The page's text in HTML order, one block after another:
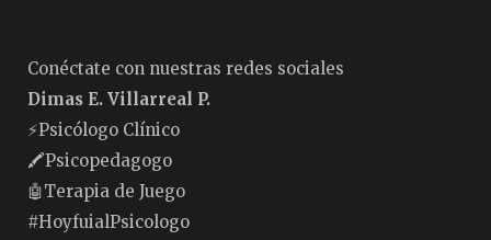
Conéctate con nuestras redes sociales
Dimas E. Villarreal P.
⚡️Psicólogo Clínico
🖍Psicopedagogo
🤖Terapia de Juego
#HoyfuialPsicologo